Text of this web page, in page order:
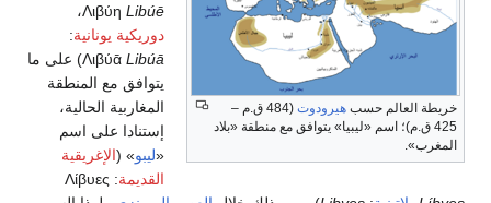
هيرودوت
(484 ق.م –
يتوافق مع منطقة «بلاد
ΛιβύηLibúē
دوريكية يونانية
ΛιβύᾱLibúā
) على ما
يتوافق مع المنطقة
المغاربية الحالية،
إستنادا على اسم